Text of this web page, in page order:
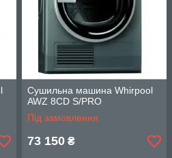
Сушильна машина Whirpool
AWZ 8CD S/PRO
Під замовлення
73 150 ₴